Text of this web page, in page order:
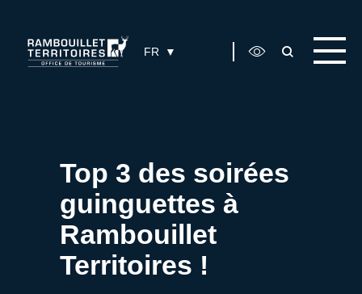
FR
Top 3 des soirées
guinguettes à
Rambouillet
Territoires !